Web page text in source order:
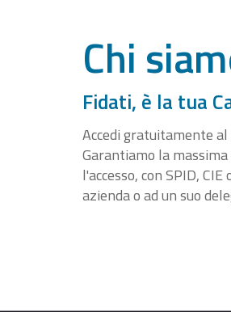
Chi
Fidati, è la tua
Accedi gratuitamente
Garantiamo la
l'accesso, con SPID,
azienda o ad un suo